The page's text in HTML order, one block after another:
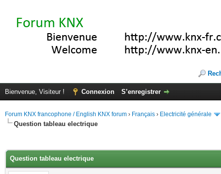
Bienvenue, Visiteur ! Connexion S’enregistrer
Forum KNX francophone / English KNX forum › Français › Electricité générale
Question tableau electrique
Question tableau electrique